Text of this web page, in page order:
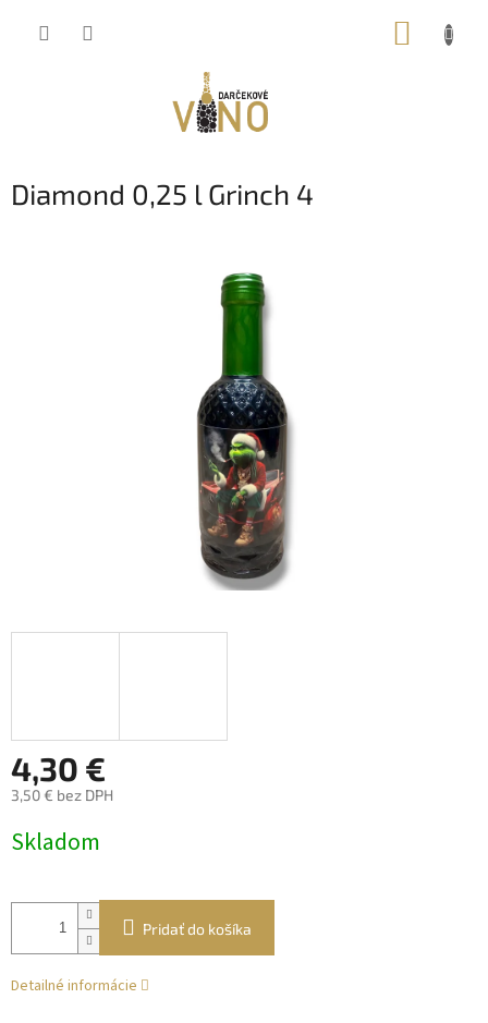
Diamond 0,25 l Grinch 4
4,30 €
3,50 € bez DPH
cena:
Skladom
Pridať do košíka
Detailné informácie